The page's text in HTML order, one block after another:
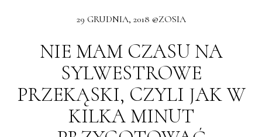
29 GRUDNIA, 2018 @ZOSIA
NIE MAM CZASU NA
SYLWESTROWE
PRZEKĄSKI, CZYLI JAK W
KILKA MINUT